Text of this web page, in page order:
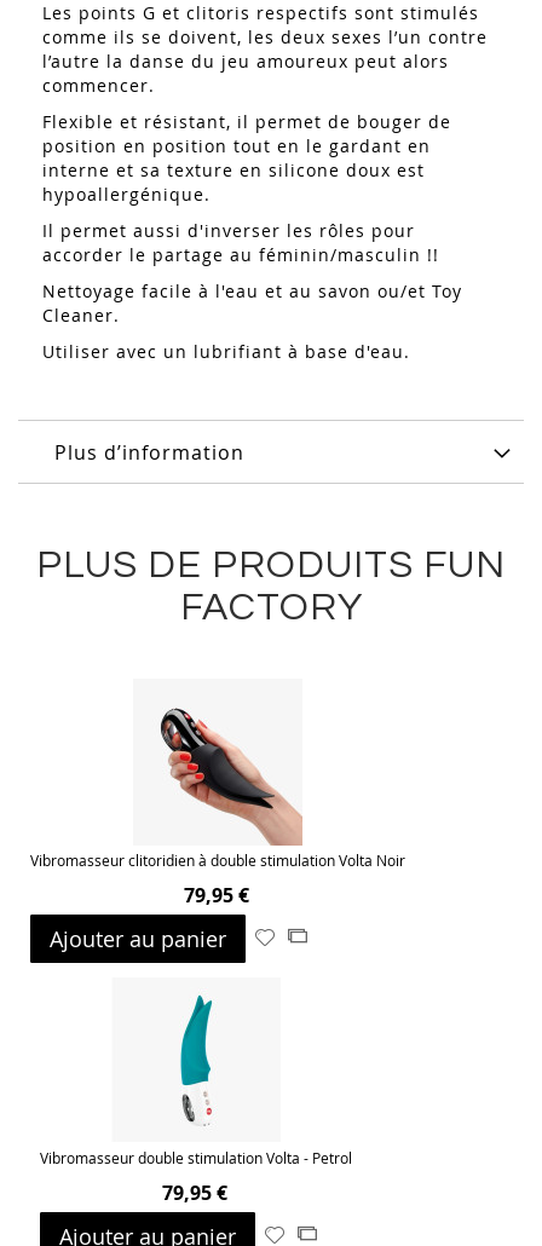
Les points G et clitoris respectifs sont stimulés
comme ils se doivent, les deux sexes l’un contre
l’autre la danse du jeu amoureux peut alors
commencer.
Flexible et résistant, il permet de bouger de
position en position tout en le gardant en
interne et sa texture en silicone doux est
hypoallergénique.
Il permet aussi d'inverser les rôles pour
accorder le partage au féminin/masculin !!
Nettoyage facile à l'eau et au savon ou/et Toy
Cleaner.
Utiliser avec un lubrifiant à base d'eau.
Plus d’information
PLUS DE PRODUITS FUN
FACTORY
Vibromasseur clitoridien à double stimulation Volta Noir
79,95 €
Ajouter au panier
AjouterAjouter
Vibromasseur double stimulation Volta - Petrol
79,95 €
Ajouter au panier
AjouterAjouter